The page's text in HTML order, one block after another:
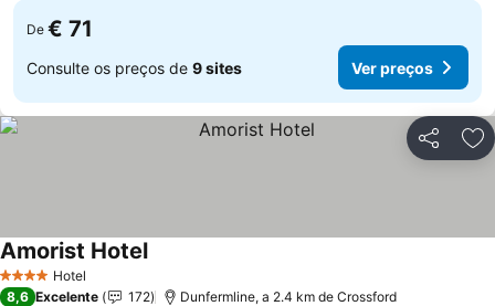
De € 71
Consulte os preços de 9 sites Ver preços
Partilhar
4 EstrelasHotel
Amorist HotelVer preços
8,6 Excelente 172 Dunfermline, a 2.4 km de Crossford